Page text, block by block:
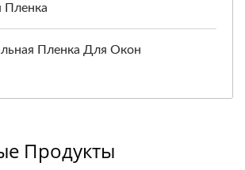
Пленка
Пленка Для Окон
Продукты